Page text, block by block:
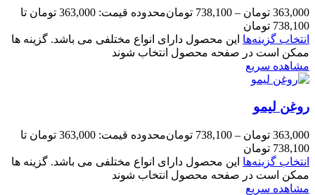
363,000 تومان –
738,100 تومان
محدوده قیمت: 363,000 تومان تا
738,100 تومان
انتخاب گزینه‌ها این محصول دارای انواع مختلفی می باشد. گزینه ها
ممکن است در صفحه محصول انتخاب شوند
مشاهده سریع
روغن لیمو
363,000 تومان –
738,100 تومان
محدوده قیمت: 363,000 تومان تا
738,100 تومان
انتخاب گزینه‌ها این محصول دارای انواع مختلفی می باشد. گزینه ها
ممکن است در صفحه محصول انتخاب شوند
مشاهده سریع